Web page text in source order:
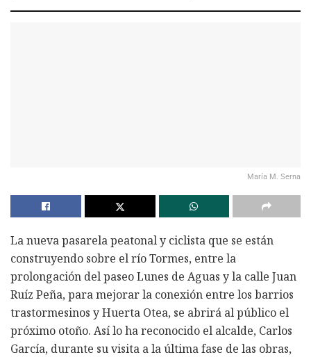
María M. Serna
La nueva pasarela peatonal y ciclista que se están
construyendo sobre el río Tormes, entre la
prolongación del paseo Lunes de Aguas y la calle Juan
Ruíz Peña, para mejorar la conexión entre los barrios
trastormesinos y Huerta Otea, se abrirá al público el
próximo otoño. Así lo ha reconocido el alcalde, Carlos
García, durante su visita a la última fase de las obras,